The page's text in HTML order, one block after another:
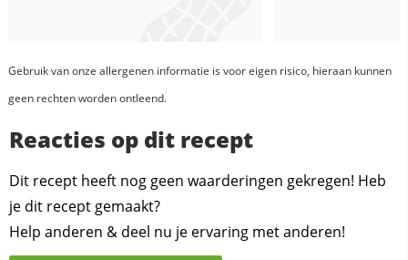
Gebruik van onze allergenen informatie is voor eigen risico, hieraan kunnen
geen rechten worden ontleend.
Reacties op dit recept
Dit recept heeft nog geen waarderingen gekregen! Heb
je dit recept gemaakt?
Help anderen & deel nu je ervaring met anderen!